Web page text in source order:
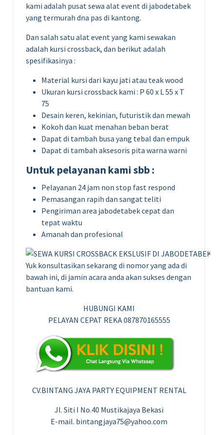
kami adalah pusat sewa alat event di jabodetabek
yang termurah dna pas di kantong.
Dan salah satu alat event yang kami sewakan
adalah kursi crossback, dan berikut adalah
spesifikasinya :
Material kursi dari kayu jati atau teak wood
Ukuran kursi crossback kami : P 60 x L 55 x T
75
Desain keren, kekinian, futuristik dan mewah
Kokoh dan kuat menahan beban berat
Dapat di tambah busa yang tebal dan empuk
Dapat di tambah aksesoris pita warna warni
Untuk pelayanan kami sbb :
Pelayanan 24 jam non stop fast respond
Pemasangan rapih dan sangat teliti
Pengiriman area jabodetabek cepat dan
tepat waktu
Amanah dan profesional
Yuk konsultasikan sekarang di nomor yang ada di
bawah ini, di jamin acara anda akan sukses dengan
bantuan kami.
HUBUNGI KAMI
PELAYAN CEPAT REKA 087870165555
CV.BINTANG JAYA PARTY EQUIPMENT RENTAL
Jl. Siti I No.40 Mustikajaya Bekasi
E-mail. bintangjaya75@yahoo.com